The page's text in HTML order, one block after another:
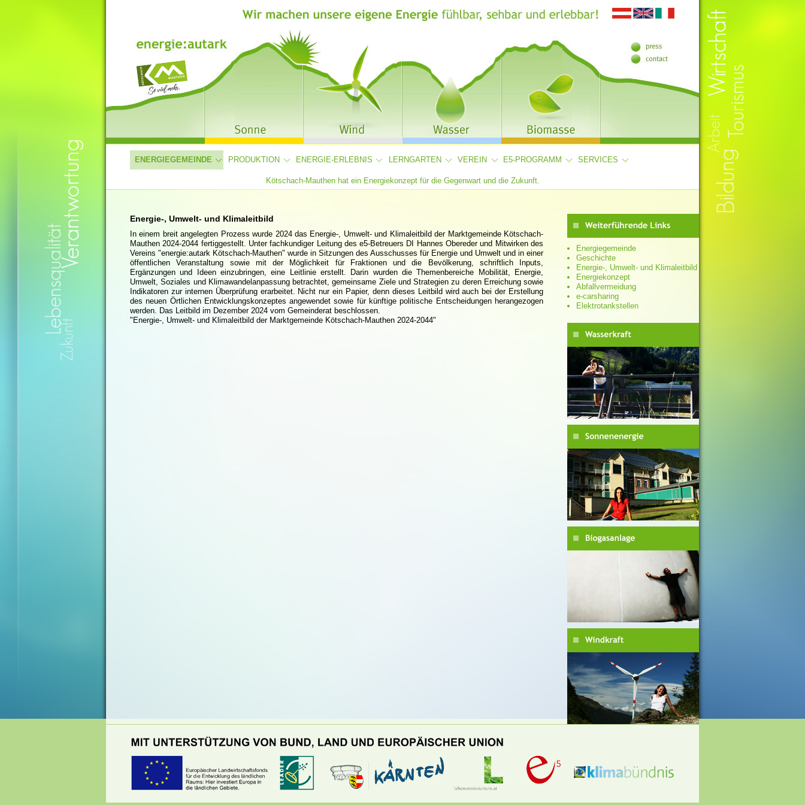
ENERGIEGEMEINDE PRODUKTION ENERGIE-ERLEBNIS LERNGARTEN VEREIN E5-PROGRAMM SERVICES
Kötschach-Mauthen hat ein Energiekonzept für die Gegenwart und die Zukunft.
Energie-, Umwelt- und Klimaleitbild
In einem breit angelegten Prozess wurde 2024 das Energie-, Umwelt- und Klimaleitbild der Marktgemeinde Kötschach-
Mauthen 2024-2044 fertiggestellt. Unter fachkundiger Leitung des e5-Betreuers DI Hannes Obereder und Mitwirken des
Vereins "energie:autark Kötschach-Mauthen" wurde in Sitzungen des Ausschusses für Energie und Umwelt und in einer
öffentlichen Veranstaltung sowie mit der Möglichkeit für Fraktionen und die Bevölkerung, schriftlich Inputs,
Ergänzungen und Ideen einzubringen, eine Leitlinie erstellt. Darin wurden die Themenbereiche Mobilität, Energie,
Umwelt, Soziales und Klimawandelanpassung betrachtet, gemeinsame Ziele und Strategien zu deren Erreichung sowie
Indikatoren zur internen Überprüfung erarbeitet. Nicht nur ein Papier, denn dieses Leitbild wird auch bei der Erstellung
des neuen Örtlichen Entwicklungskonzeptes angewendet sowie für künftige politische Entscheidungen herangezogen
werden. Das Leitbild im Dezember 2024 vom Gemeinderat beschlossen.
"Energie-, Umwelt- und Klimaleitbild der Marktgemeinde Kötschach-Mauthen 2024-2044"
Energiegemeinde
Geschichte
Energie-, Umwelt- und Klimaleitbild
Energiekonzept
Abfallvermeidung
e-carsharing
Elektrotankstellen